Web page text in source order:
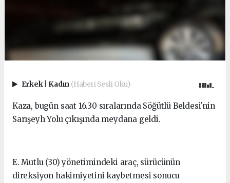
Erkek Kadın (Haberi Sesli Oku)
Kaza, bugün saat 16.30 sıralarında Söğütlü Beldesi'nin
Sarışeyh Yolu çıkışında meydana geldi.
E. Mutlu (30) yönetimindeki araç, sürücünün
direksiyon hakimiyetini kaybetmesi sonucu